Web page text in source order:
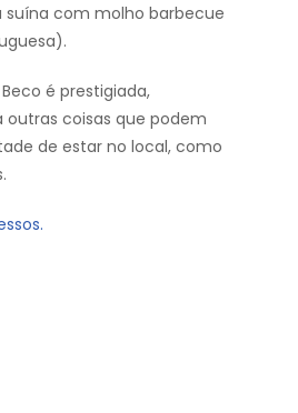
suína com molho barbecue
é prestigiada,
coisas que podem
de estar no local, como